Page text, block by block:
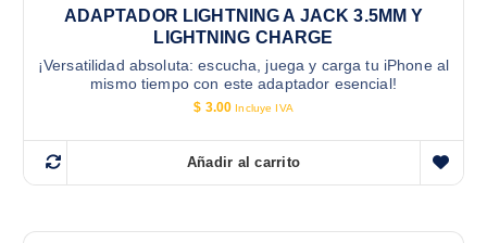
ADAPTADOR LIGHTNING A JACK 3.5MM Y
LIGHTNING CHARGE
¡Versatilidad absoluta: escucha, juega y carga tu iPhone al
mismo tiempo con este adaptador esencial!
$ 3.00 Incluye IVA
Añadir al carrito